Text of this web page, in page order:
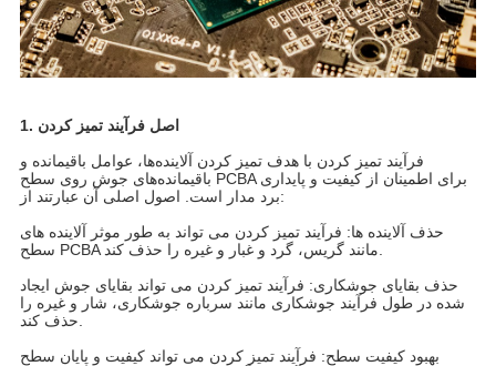
1. اصل فرآیند تمیز کردن
فرآیند تمیز کردن با هدف تمیز کردن آلاینده‌ها، عوامل باقیمانده و
باقیمانده‌های جوش روی سطح PCBA برای اطمینان از کیفیت و پایداری
برد مدار است. اصول اصلی آن عبارتند از:
حذف آلاینده ها: فرآیند تمیز کردن می تواند به طور موثر آلاینده های
حذف بقایای جوشکاری: فرآیند تمیز کردن می تواند بقایای جوش ایجاد
شده در طول فرآیند جوشکاری مانند سرباره جوشکاری، شار و غیره را
بهبود کیفیت سطح: فرآیند تمیز کردن می تواند کیفیت و پایان سطح